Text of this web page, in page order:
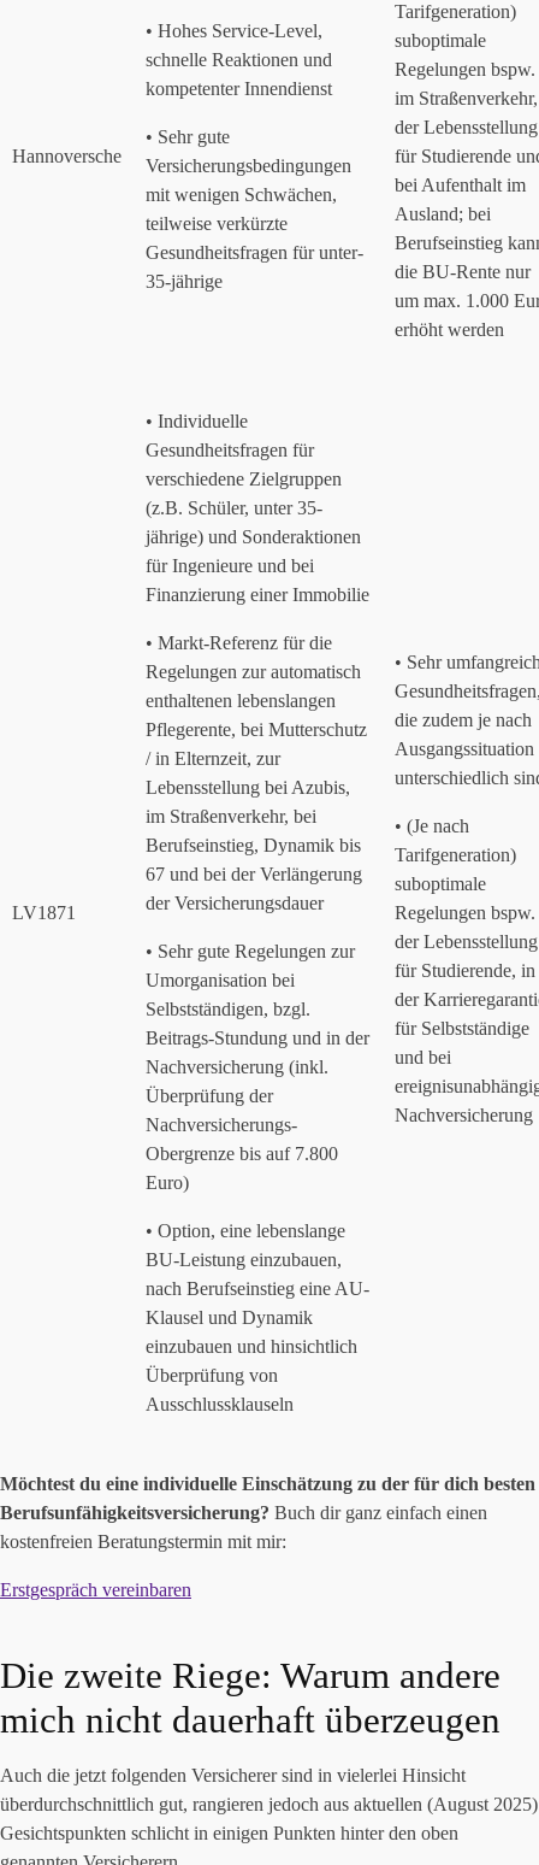
Hannoversche
• Hohes Service-Level,
schnelle Reaktionen und
kompetenter Innendienst
• Sehr gute
Versicherungsbedingungen
mit wenigen Schwächen,
teilweise verkürzte
Gesundheitsfragen für unter-
35-jährige
Tarifgeneration)
suboptimale
Regelungen bspw.
im
der Lebensstellung
für Studierende
bei Aufenthalt im
Ausland; bei
Berufseinstieg
die BU-Rente nur
um max. 1.000
erhöht werden
LV1871
• Individuelle
Gesundheitsfragen für
verschiedene Zielgruppen
(z.B. Schüler, unter 35-
jährige) und Sonderaktionen
für Ingenieure und bei
Finanzierung einer Immobilie
• Markt-Referenz für die
Regelungen zur automatisch
enthaltenen lebenslangen
Pflegerente, bei Mutterschutz
/ in Elternzeit, zur
Lebensstellung bei Azubis,
im Straßenverkehr, bei
Berufseinstieg, Dynamik bis
67 und bei der Verlängerung
der Versicherungsdauer
• Sehr gute Regelungen zur
Umorganisation bei
Selbstständigen, bzgl.
Beitrags-Stundung und in der
Nachversicherung (inkl.
Überprüfung der
Nachversicherungs-
Obergrenze bis auf 7.800
Euro)
• Option, eine lebenslange
BU-Leistung einzubauen,
nach Berufseinstieg eine AU-
Klausel und Dynamik
einzubauen und hinsichtlich
Überprüfung von
Ausschlussklauseln
• Sehr
die zudem je nach
Ausgangssituation
unterschiedlich
• (Je nach
Tarifgeneration)
suboptimale
Regelungen
der Lebensstellung
für Studierende, in
der
für Selbstständige
und bei
Nachversicherung
Möchtest du eine individuelle Einschätzung zu der für dich besten
Berufsunfähigkeitsversicherung? Buch dir ganz einfach einen
kostenfreien Beratungstermin mit mir:
Erstgespräch vereinbaren
Die zweite Riege: Warum andere
mich nicht dauerhaft überzeugen
Auch die jetzt folgenden Versicherer sind in vielerlei Hinsicht
überdurchschnittlich gut, rangieren jedoch aus aktuellen (August 2025)
Gesichtspunkten schlicht in einigen Punkten hinter den oben